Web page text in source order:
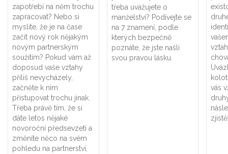
zapotřebí na něm trochu
zapracovat? Nebo si
myslíte, že je na čase
začít nový rok nějakým
novým partnerským
soužitím? Pokud vám až
doposud vaše vztahy
příliš nevycházely,
začněte k nim
přistupovat trochu jinak.
Třeba právě tím, že si
dáte letos nějaké
novoroční předsevzetí a
změníte něco na svém
pohledu na partnerství,
třeba uvažujete o
manželství? Podívejte se
na 7 znamení, podle
kterých bezpečně
poznáte, že jste našli
svou pravou lásku.
vás